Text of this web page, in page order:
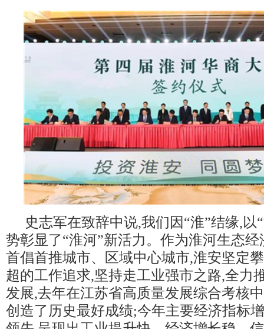
史志军在致辞中说,我们因“淮”结缘,以
势彰显了“淮河”新活力。作为淮河生态
首倡首推城市、区域中心城市,淮安坚定
超的工作追求,坚持走工业强市之路,全力
发展,去年在江苏省高质量发展综合考核
创造了历史最好成绩;今年主要经济指标